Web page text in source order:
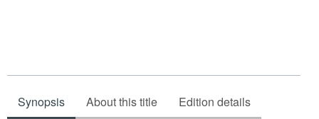
Synopsis About this title Edition details